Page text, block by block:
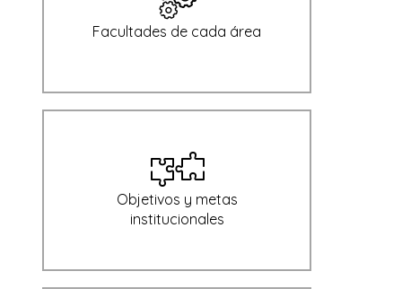
Facultades de cada área
Objetivos y metas
institucionales